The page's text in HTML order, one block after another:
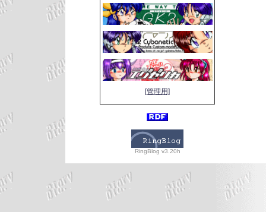
[管理用]
RingBlog v3.20h